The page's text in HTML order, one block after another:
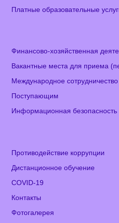
Платные образовательные
Финансово-хозяйственная
Вакантные места для приема
Международное сотрудничество
Поступающим
Информационная безопасность
Противодействие коррупции
Дистанционное обучение
COVID-19
Контакты
Фотогалерея